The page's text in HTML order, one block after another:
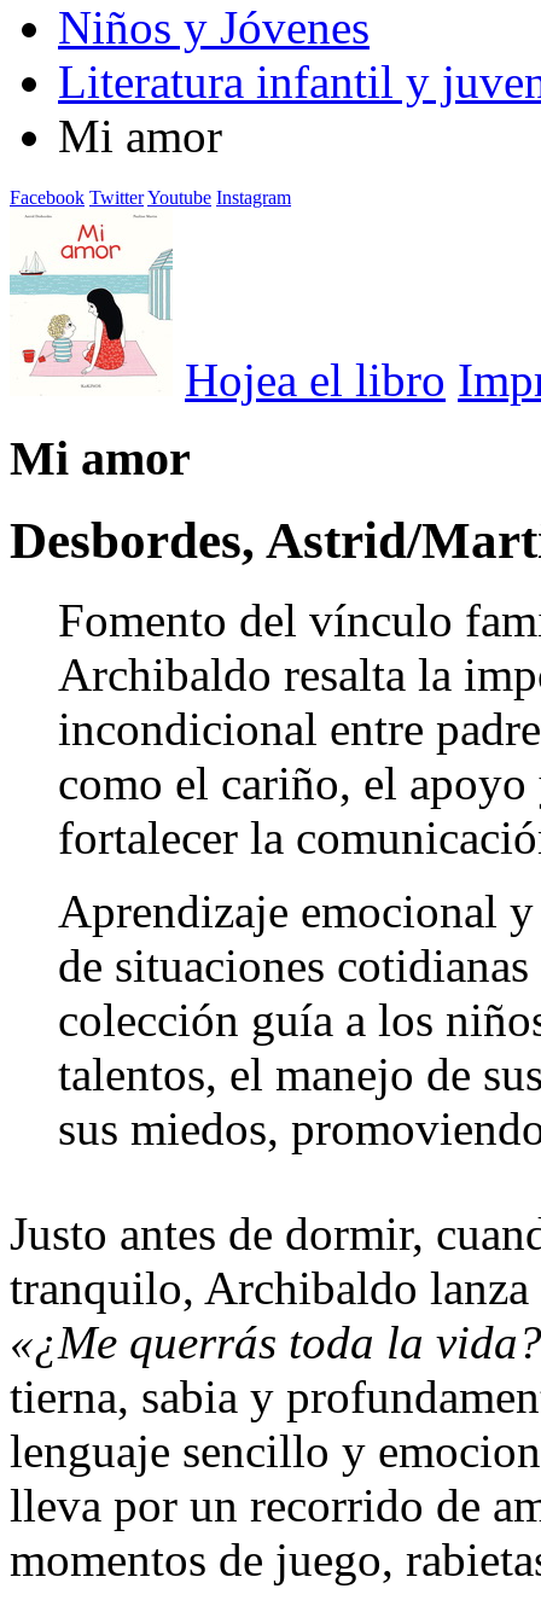
Niños y Jóvenes
Literatura infantil y
Mi amor
Facebook TwitterYoutube Instagram
Hojea el libro
Mi amor
Desbordes, Astrid/
Fomento del vínculo
Archibaldo resalta la
incondicional entre
como el cariño, el
fortalecer la
Aprendizaje emocional
de situaciones
colección guía a los
talentos, el manejo de
sus miedos,
Justo antes de dormir,
tranquilo, Archibaldo lanza
«¿Me querrás toda la
tierna, sabia y
lenguaje sencillo y
lleva por un recorrido de
momentos de juego,